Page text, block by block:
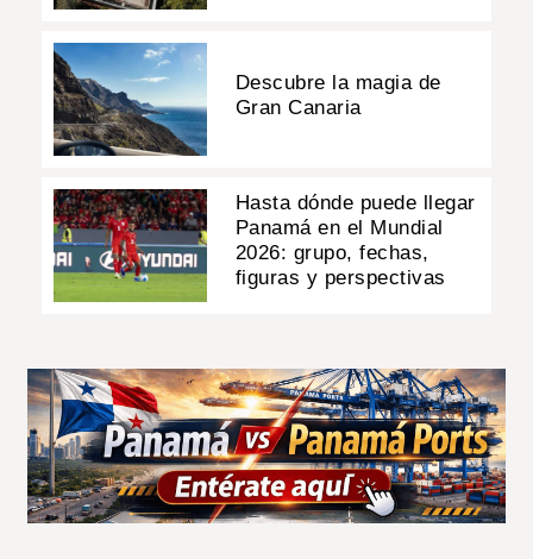
Descubre la magia de
Gran Canaria
Hasta dónde puede llegar
Panamá en el Mundial
2026: grupo, fechas,
figuras y perspectivas